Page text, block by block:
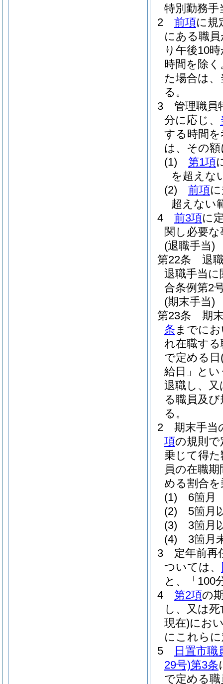
特別勤務
2
前項に規
にある職
り午後10
時間を除く
た場合は
る。
3
管理職員
分に応じ、
する時間
は、その
(1)
第1項
を超えな
(2)
前項
超えない
4
前3項に
関し必要
(退職手当)
第22条
退
退職手当
合条例第2
(期末手当)
第23条
期
条 までに
れ在職す
で定める日
給日」とい
退職し、
る職員及
る。
2
期末手当
項の規則
乗じて得
員の在職期
める割合
(1)
6箇月
(2)
5箇月
(3)
3箇月
(4)
3箇月
3
定年前再
ついては、
と、「100
4
第2項の
し、又は
現在)にお
にこれら
5
日置市職
29号)第3条
で定める